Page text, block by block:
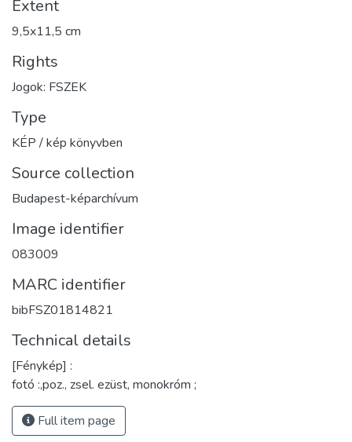
Extent
9,5x11,5 cm
Rights
Jogok: FSZEK
Type
KÉP / kép könyvben
Source collection
Budapest-képarchívum
Image identifier
083009
MARC identifier
bibFSZ01814821
Technical details
[Fénykép] :
fotó :,poz., zsel. ezüst, monokróm ;
Full item page